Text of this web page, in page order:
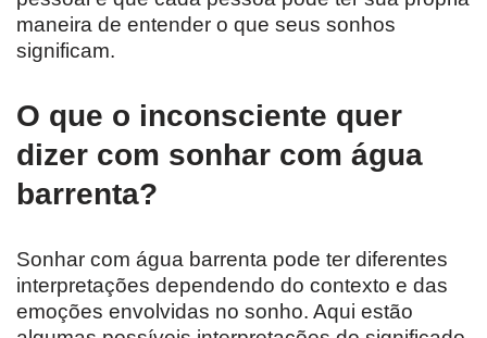
maneira de entender o que seus sonhos
significam.
O que o inconsciente quer
dizer com sonhar com água
barrenta?
Sonhar com água barrenta pode ter diferentes
interpretações dependendo do contexto e das
emoções envolvidas no sonho. Aqui estão